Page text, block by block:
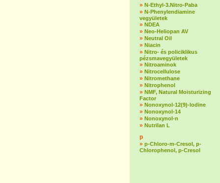
» N-Ethyl-3.Nitro-Paba
» N-Phenylendiamine
vegyületek
» NDEA
» Neo-Heliopan AV
» Neutral Oil
» Niacin
» Nitro- és policiklikus
pézsmavegyületek
» Nitroaminok
» Nitrocellulose
» Nitromethane
» Nitrophenol
» NMF, Natural Moisturizing
Factor
» Nonoxynol-12(9)-lodine
» Nonoxynol-14
» Nonoxynol-n
» Nutrilan L
p
» p-Chloro-m-Cresol, p-
Chlorophenol, p-Cresol